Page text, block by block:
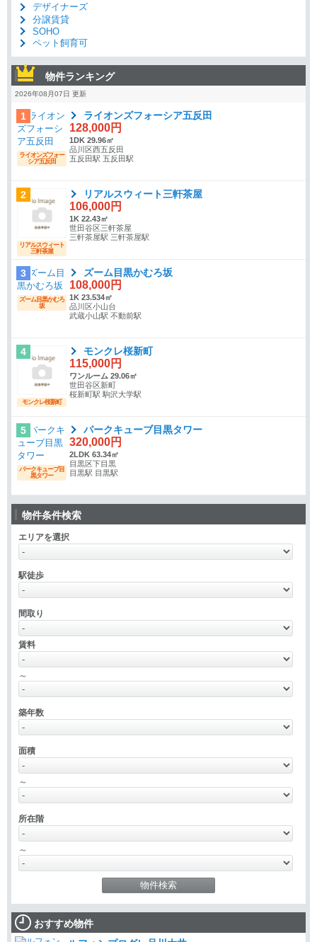
デザイナーズ
分譲賃貸
SOHO
ペット飼育可
物件ランキング
2026年08月07日 更新
1
ライオンズフォー
シア五反田
ライオンズフォーシア五反田
128,000円
1DK 29.96㎡
品川区西五反田
五反田駅 五反田駅
2
リアルスウィート
三軒茶屋
リアルスウィート三軒茶屋
106,000円
1K 22.43㎡
世田谷区三軒茶屋
三軒茶屋駅 三軒茶屋駅
3
ズーム目黒かむろ
坂
ズーム目黒かむろ坂
108,000円
1K 23.534㎡
品川区小山台
武蔵小山駅 不動前駅
4
モンクレ桜新町
モンクレ桜新町
115,000円
ワンルーム 29.06㎡
世田谷区新町
桜新町駅 駒沢大学駅
5
パークキューブ目
黒タワー
パークキューブ目黒タワー
320,000円
2LDK 63.34㎡
目黒区下目黒
目黒駅 目黒駅
物件条件検索
エリアを選択
駅徒歩
間取り
賃料
～
築年数
面積
～
所在階
～
おすすめ物件